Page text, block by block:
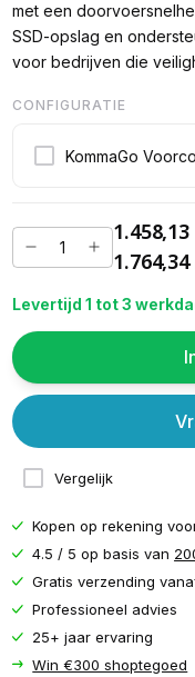
met een
SSD-opslag en
voor bedrijven die
CONFIGURATIE
KommaGo
1.458,13
1.764,34
Levertijd 1 tot 3
Vergelijk
Kopen op rekening
4.5 / 5 op basis van
Gratis verzending
Professioneel advies
25+ jaar ervaring
Win €300 shoptegoed